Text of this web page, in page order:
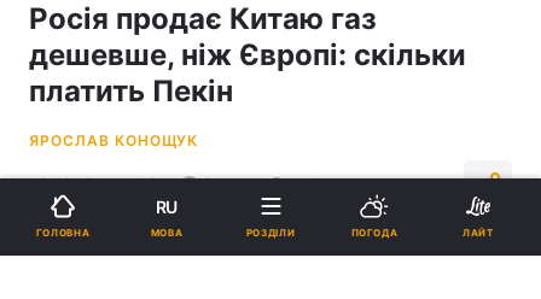
Росія продає Китаю газ
дешевше, ніж Європі: скільки
платить Пекін
ЯРОСЛАВ КОНОЩУК
13:28, 30.09.25 3 хв. 1480
Підпишіться на нас в Google
ГОЛОВНА
RU
МОВА РОЗДІЛИ ПОГОДА ЛАЙТ